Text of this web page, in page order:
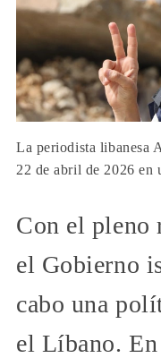
La periodista libanesa
22 de abril de 2026 en
Con el pleno
el Gobierno
cabo una
el Líbano.